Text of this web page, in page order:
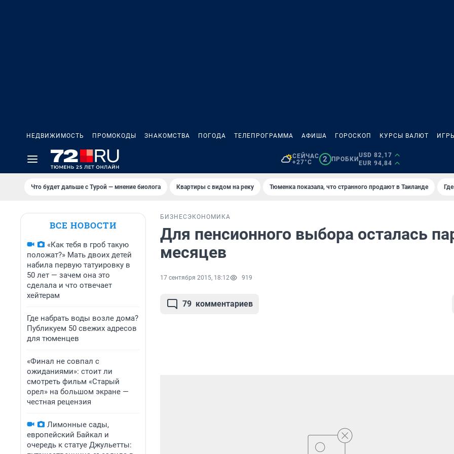
НЕДВИЖИМОСТЬ ПРОМОКОДЫ ЗНАКОМСТВА ПОГОДА ТЕЛЕПРОГРАММА АФИША ГОРОСКОП КУРСЫ ВАЛЮТ
СЕЙЧАС
+27°C
2 ПРОБКИ
USD 82,17
EUR 94,84
Что будет дальше с Турой — мнение биолога Квартиры с видом на реку Тюменка показала, что странного продают в Таиланде
ВСЕ НОВОСТИ
«Как тебя в гроб такую
положат?» Мать двоих детей
набила первую татуировку в
50 лет — зачем она это
сделала и что отвечает
хейтерам
Где набрать воды возле дома?
Публикуем 50 свежих адресов
для тюменцев
«Финал не совпал с
ожиданиями»: стоит ли
смотреть фильм «Старый
орел» на большом экране —
честная рецензия
Лимонные сады,
европейский Байкал и
очередь к статуе Джульетты:
БИЗНЕС ЭКОНОМИКА
Для пенсионного выбора осталась
месяцев
17 сентября 2015, 18:12 919
79 комментариев